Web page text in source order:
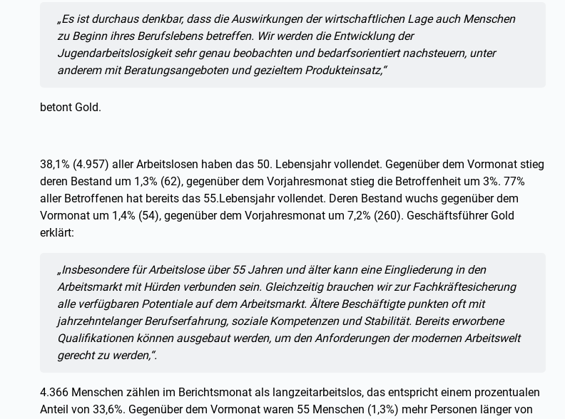
Zitat:
„Es ist durchaus denkbar, dass die Auswirkungen der wirtschaftlichen Lage auch Menschen
zu Beginn ihres Berufslebens betreffen. Wir werden die Entwicklung der
Jugendarbeitslosigkeit sehr genau beobachten und bedarfsorientiert nachsteuern, unter
anderem mit Beratungsangeboten und gezieltem Produkteinsatz,“
betont Gold.
38,1% (4.957) aller Arbeitslosen haben das 50. Lebensjahr vollendet. Gegenüber dem Vormonat stieg
deren Bestand um 1,3% (62), gegenüber dem Vorjahresmonat stieg die Betroffenheit um 3%. 77%
aller Betroffenen hat bereits das 55.Lebensjahr vollendet. Deren Bestand wuchs gegenüber dem
Vormonat um 1,4% (54), gegenüber dem Vorjahresmonat um 7,2% (260). Geschäftsführer Gold
erklärt:
Zitat:
„Insbesondere für Arbeitslose über 55 Jahren und älter kann eine Eingliederung in den
Arbeitsmarkt mit Hürden verbunden sein. Gleichzeitig brauchen wir zur Fachkräftesicherung
alle verfügbaren Potentiale auf dem Arbeitsmarkt. Ältere Beschäftigte punkten oft mit
jahrzehntelanger Berufserfahrung, soziale Kompetenzen und Stabilität. Bereits erworbene
Qualifikationen können ausgebaut werden, um den Anforderungen der modernen Arbeitswelt
gerecht zu werden,“.
4.366 Menschen zählen im Berichtsmonat als langzeitarbeitslos, das entspricht einem prozentualen
Anteil von 33,6%. Gegenüber dem Vormonat waren 55 Menschen (1,3%) mehr Personen länger von